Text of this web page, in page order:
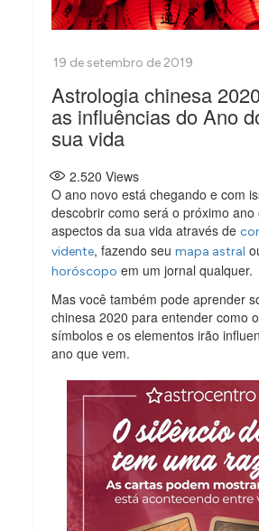
Astrologia chinesa
as influências do Ano
sua vida
2.520 Views
O ano novo está chegando e com
descobrir como será o próximo
aspectos da sua vida através de
vidente, fazendo seumapa astral
horóscopo em um jornal qualquer.
Mas você também pode aprender
chinesa 2020 para entender como
símbolos e os elementos irão
ano que vem.